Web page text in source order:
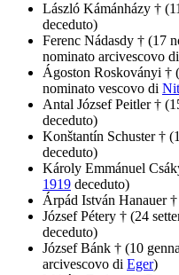
László Kámánházy †
deceduto)
Ferenc Nádasdy † (17
nominato arcivescovo di
Ágoston Roskoványi †
nominato vescovo di
Antal József Peitler †
deceduto)
Konštantín Schuster †
deceduto)
Károly Emmánuel
1919 deceduto)
Árpád István Hanauer
József Pétery † (24
deceduto)
József Bánk † (10
arcivescovo di Eger)